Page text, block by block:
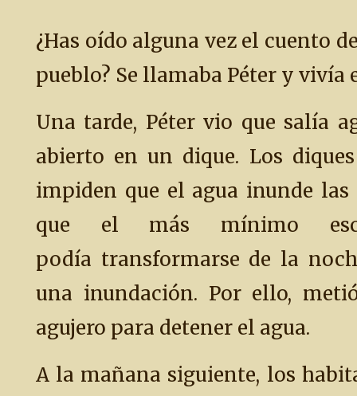
¿Has oído alguna vez el cuento
pueblo? Se llamaba Péter y vivía
Una tarde, Péter vio que salía
abierto en un dique. Los
impiden que el agua inunde las
que el más mínimo
podía transformarse de la
una inundación. Por ello,
agujero para detener el agua.
A la mañana siguiente, los